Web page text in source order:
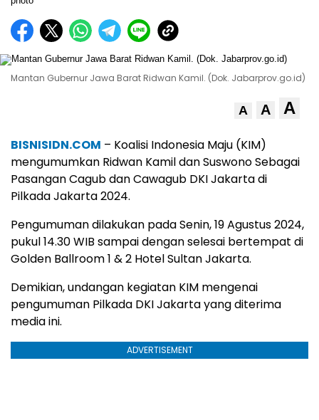
Mantan Gubernur Jawa Barat Ridwan Kamil. (Dok. Jabarprov.go.id)
A A A
BISNISIDN.COM – Koalisi Indonesia Maju (KIM)
mengumumkan Ridwan Kamil dan Suswono Sebagai
Pasangan Cagub dan Cawagub DKI Jakarta di
Pilkada Jakarta 2024.
Pengumuman dilakukan pada Senin, 19 Agustus 2024,
pukul 14.30 WIB sampai dengan selesai bertempat di
Golden Ballroom 1 & 2 Hotel Sultan Jakarta.
Demikian, undangan kegiatan KIM mengenai
pengumuman Pilkada DKI Jakarta yang diterima
media ini.
ADVERTISEMENT